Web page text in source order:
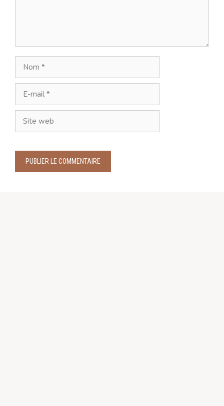
Nom
mail
Site
web